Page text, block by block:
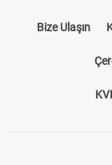
Bize Ulaşın